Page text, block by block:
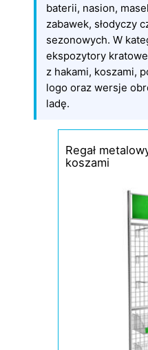
baterii, nasion,
zabawek, słodyczy
sezonowych. W
ekspozytory
z hakami, koszami,
logo oraz wersje
ladę.
Regał
koszami